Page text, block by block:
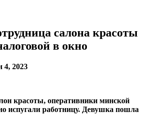
салона красоты
в окно
4, 2023
красоты, оперативники минской
испугали работницу. Девушка пошла